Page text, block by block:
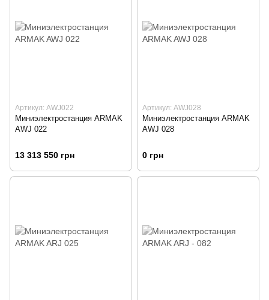
Артикул: AWJ022
Миниэлектростанция ARMAK
AWJ 022
13 313 550 грн
Артикул: AWJ028
Миниэлектростанция ARMAK
AWJ 028
0 грн